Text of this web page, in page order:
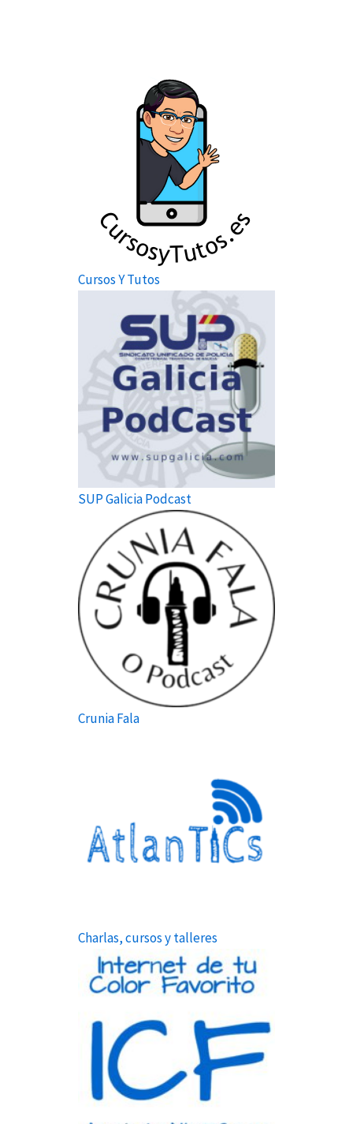
Cursos Y Tutos
SUP Galicia Podcast
Crunia Fala
Charlas, cursos y talleres